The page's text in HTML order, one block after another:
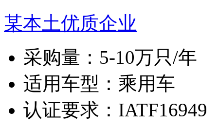
某本土优质企业
采购量： 5-10万只/年
适用车型： 乘用车
认证要求： IATF16949